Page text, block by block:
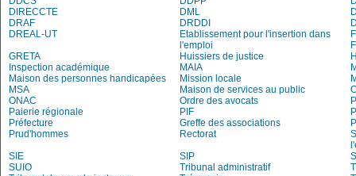
DIRECCTE
DML
DRAF
DRDDI
DREAL-UT
Etablissement pour l'insertion dans
l'emploi
GRETA
Huissiers de justice
Inspection académique
MAIA
Maison des personnes handicapées
Mission locale
MSA
Maison de services au public
ONAC
Ordre des avocats
Paierie régionale
PIF
Préfecture
Greffe des associations
Prud'hommes
Rectorat
SIE
SIP
SUIO
Tribunal administratif